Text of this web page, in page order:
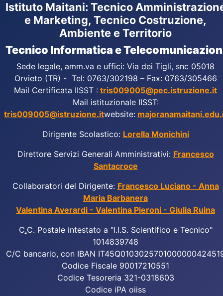
Istituto Maitani: Tecnico
e Marketing, Tecnico Costruzione,
Ambiente e Territorio
Tecnico Informatica e
Sede legale, amm.va e uffici: Via dei Tigli, snc 05018
Orvieto (TR) - Tel: 0763/302198 – Fax: 0763/305466
Mail Certificata IISST : tris009005@pec.istruzione.it
Mail istituzionale IISST:
tris009005@istruzione.itwebsite:
Dirigente Scolastico: Lorella Monichini
Direttore Servizi Generali Amministrativi: Francesco
Santacroce
Collaboratori del Dirigente: Francesco Luciano - Anna
Maria Barbanera
Valentina Averardi - Valentina Pieroni - Giulia Ruina
C.C. Postale intestato a "I.I.S. Scientifico e Tecnico"
1014839748
C/C bancario, con IBAN
Codice Fiscale 90017210551
Codice Tesoreria 321-0318603
Codice iPA oiiss